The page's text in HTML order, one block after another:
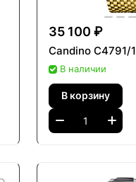
35 100 ₽
Candino C4791/1
В наличии
В корзину